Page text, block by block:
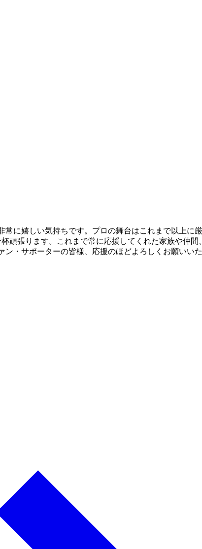
常に嬉しい気持ちです。プロの舞台はこれまで以上に
頑張ります。これまで常に応援してくれた家族や仲間
ン・サポーターの皆様、応援のほどよろしくお願いいた